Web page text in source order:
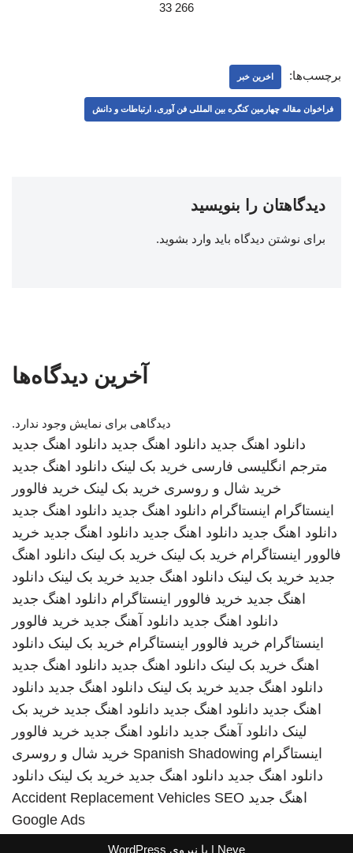
266 33
برچسب‌ها: اخرین خبر
فراخوان مقاله چهارمین کنگره بین المللی فن آوری، ارتباطات و دانش
دیدگاهتان را بنویسید
برای نوشتن دیدگاه باید وارد بشوید.
آخرین دیدگاه‌ها
دیدگاهی برای نمایش وجود ندارد.
دانلود اهنگ جدید دانلود اهنگ جدید دانلود اهنگ جدید
مترجم انگلیسی فارسی خرید بک لینک دانلود اهنگ جدید
خرید شال و روسری خرید بک لینک خرید فالوور
اینستاگرام اینستاگرام دانلود اهنگ جدید دانلود اهنگ جدید
دانلود اهنگ جدید دانلود اهنگ جدید دانلود اهنگ جدید خرید
فالوور اینستاگرام خرید بک لینک خرید بک لینک دانلود اهنگ
جدید خرید بک لینک دانلود اهنگ جدید خرید بک لینک دانلود
اهنگ جدید خرید فالوور اینستاگرام دانلود اهنگ جدید
دانلود اهنگ جدید دانلود آهنگ جدید خرید فالوور
اینستاگرام خرید فالوور اینستاگرام خرید بک لینک دانلود
اهنگ خرید بک لینک دانلود اهنگ جدید دانلود اهنگ جدید
دانلود اهنگ جدید خرید بک لینک دانلود اهنگ جدید دانلود
اهنگ جدید دانلود اهنگ جدید دانلود اهنگ جدید خرید بک
لینک دانلود آهنگ جدید دانلود اهنگ جدید خرید فالوور
اینستاگرام Spanish Shadowing خرید شال و روسری
دانلود اهنگ جدید دانلود اهنگ جدید خرید بک لینک دانلود
اهنگ جدید
Accident Replacement Vehicles SEO
Google Ads
Neve | با نیروی WordPress